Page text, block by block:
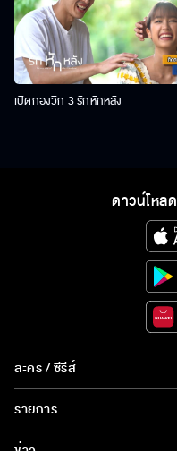
เปิดกองวิก 3 รักหักหลัง
ดาวน์โหลด
ละคร / ซีรีส์
ละคร/ซีรีส์
ซีรีส์นานาชาติ
รายการ
รายการทั้งหมด